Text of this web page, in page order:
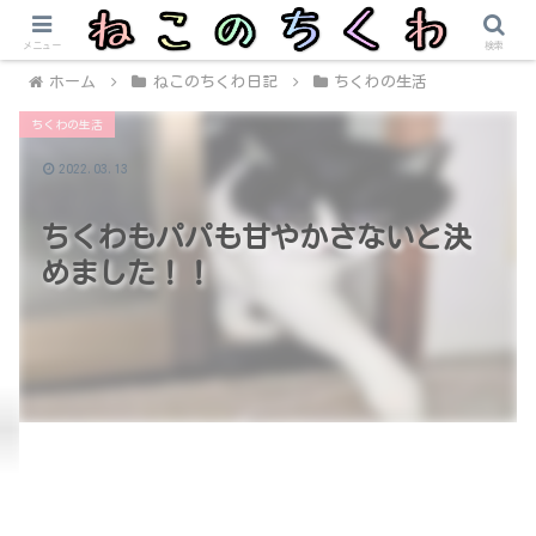
ホーム ねこのちくわ日記 ちくわの生活
ちくわもパパも甘やかさないと決
めました！！
ちくわの生活
2022.03.13
メニュー 検索